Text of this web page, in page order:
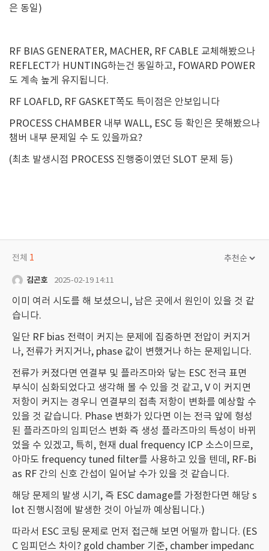
은 동일)
RF BIAS GENERATER, MACHER, RF CABLE 교체해봤으나
REFLECT가 HUNTING하는건 동일하고, FOWARD POWER
도 계속 높게 유지됩니다.
RF LOAFLD, RF GASKET쪽도 특이점은 안보입니다
PROCESS CHAMBER 내부 WALL, ESC 등 확인은 못해봤으나
챔버 내부 문제일 수 도 있을까요?
(최초 발생시점 PROCESS 진행중이였던 SLOT 문제 등)
전체 1
김곤호 2025-02-19 14:11
이미 여러 시도를 해 보셨으니, 남은 곳에서 원인이 있을 것 같
습니다.
일단 RF bias 전력이 커지는 문제에 집중하면 전압이 커지거
나, 전류가 커지거나, phase 값이 변했거나 하는 문제입니다.
전류가 커졌다면 연결부 및 플라즈마와 닿는 ESC 전극 표면
부식이 심화되었다고 생각해 볼 수 있을 것 같고, V 이 커지면
저항이 커지는 경우니 연결부의 접촉 저항이 변화를 예상할 수
있을 것 같습니다. Phase 변화가 있다면 이는 전극 앞에 형성
된 플라즈마의 임피던스 변화 즉 생성 플라즈마의 특성이 바뀌
었을 수 있겠고, 특히, 현재 dual frequency ICP 소스이므로,
아마도 frequency tuned filter를 사용하고 있을 텐데, RF-Bi
as RF 간의 신호 간섭이 일어날 수가 있을 것 같습니다.
해당 문제의 발생 시기, 즉 ESC damage를 가정한다면 해당 s
lot 진행시점에 발생한 것이 아닐까 예상됩니다.)
따라서 ESC 코팅 문제로 먼저 접근해 보면 어떨까 합니다. (ES
C 임피던스 차이? gold chamber 기준, chamber impedanc